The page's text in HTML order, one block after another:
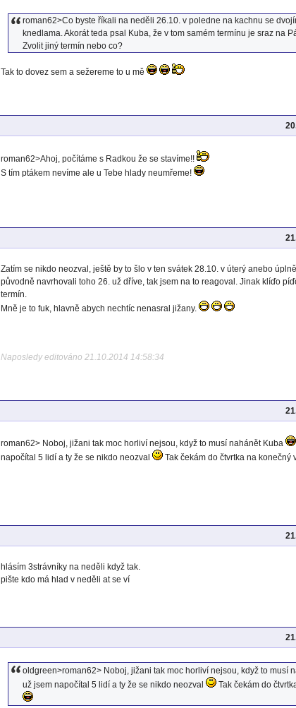
roman62>Co byste říkali na neděli 26.10. v poledne na kachnu se
knedlama. Akorát teda psal Kuba, že v tom samém termínu je sraz na
Zvolit jiný termín nebo co?
Tak to dovez sem a sežereme to u mě
roman62>Ahoj, počítáme s Radkou že se stavíme!!
S tím ptákem nevíme ale u Tebe hlady neumřeme!
Zatím se nikdo neozval, ještě by to šlo v ten svátek 28.10. v úterý anebo
původně navrhovali toho 26. už dříve, tak jsem na to reagoval. Jinak klíďo
termín.
Mně je to fuk, hlavně abych nechtíc nenasral jižany.
Naposledy editováno 21.10.2014 14:58:34
roman62> Noboj, jižani tak moc horliví nejsou, když to musí nahánět Kuba
napočítal 5 lidí a ty že se nikdo neozval
Tak čekám do čtvrtka na konečný
hlásím 3strávníky na neděli když tak.
pište kdo má hlad v neděli at se ví
oldgreen>roman62> Noboj, jižani tak moc horliví nejsou, když to musí
už jsem napočítal 5 lidí a ty že se nikdo neozval
Tak čekám do